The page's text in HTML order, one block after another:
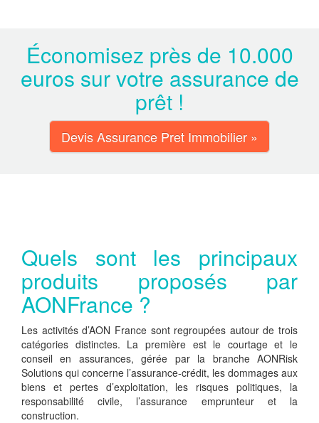
Économisez près de 10.000
euros sur votre assurance de
prêt !
Devis Assurance Pret Immobilier »
Quels sont les principaux
produits proposés par
AONFrance ?
Les activités d’AON France sont regroupées autour de trois
catégories distinctes. La première est le courtage et le
conseil en assurances, gérée par la branche AONRisk
Solutions qui concerne l’assurance-crédit, les dommages aux
biens et pertes d’exploitation, les risques politiques, la
responsabilité civile, l’assurance emprunteur et la
construction.